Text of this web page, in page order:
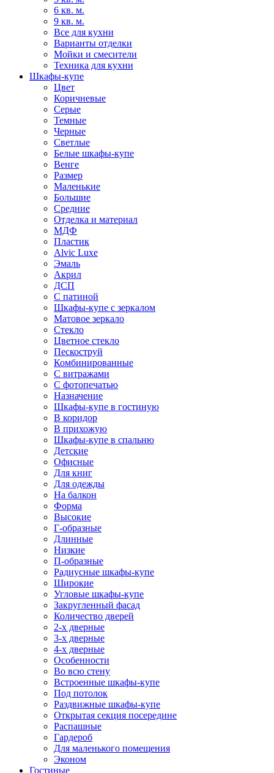
6 кв. м.
9 кв. м.
Все для кухни
Варианты отделки
Мойки и смесители
Техника для кухни
Шкафы-купе
Цвет
Коричневые
Серые
Темные
Черные
Светлые
Белые шкафы-купе
Венге
Размер
Маленькие
Большие
Средние
Отделка и материал
МДФ
Пластик
Alvic Luxe
Эмаль
Акрил
ДСП
С патиной
Шкафы-купе с зеркалом
Матовое зеркало
Стекло
Цветное стекло
Пескоструй
Комбинированные
С витражами
С фотопечатью
Назначение
Шкафы-купе в гостиную
В коридор
В прихожую
Шкафы-купе в спальню
Детские
Офисные
Для книг
Для одежды
На балкон
Форма
Высокие
Г-образные
Длинные
Низкие
П-образные
Радиусные шкафы-купе
Широкие
Угловые шкафы-купе
Закругленный фасад
Количество дверей
2-х дверные
3-х дверные
4-х дверные
Особенности
Во всю стену
Встроенные шкафы-купе
Под потолок
Раздвижные шкафы-купе
Открытая секция посередине
Распашные
Гардероб
Для маленького помещения
Эконом
Гостиные